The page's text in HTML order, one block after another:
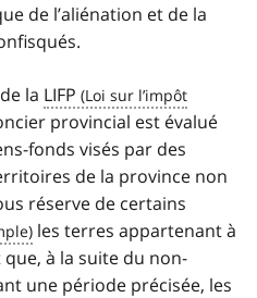
de l’aliénation et de la
la LIFP
provincial est évalué
fonds visés par des
de la province non
réserve de certains
les terres appartenant à
à la suite du non-
une période précisée, les